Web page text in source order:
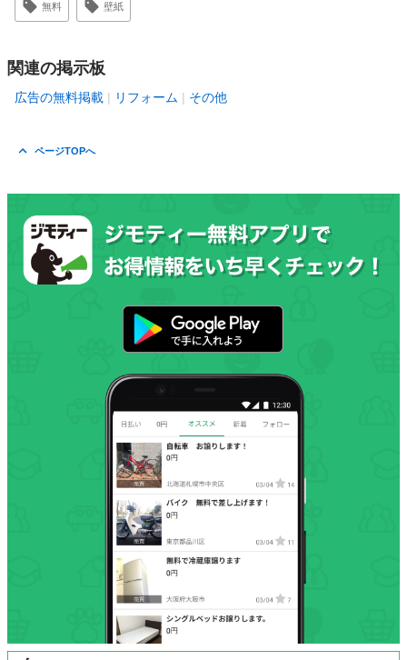
無料 壁紙
関連の掲示板
広告の無料掲載 リフォーム その他
ページTOPへ